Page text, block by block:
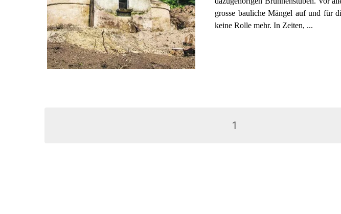
grosse bauliche Mängel auf und für
keine Rolle mehr. In Zeiten, ...
1